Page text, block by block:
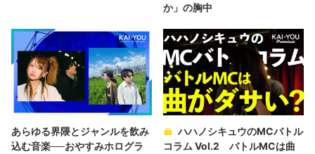
か」の胸中
あらゆる界隈とジャンルを飲み
込む音楽──おやすみホログラ
ハハノシキュウのMCバトル
コラム Vol.2 バトルMCは曲